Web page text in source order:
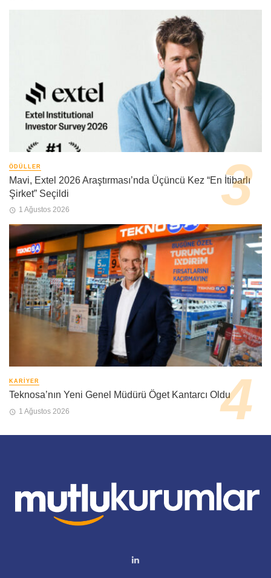
ÖDÜLLER
Mavi, Extel 2026 Araştırması’nda Üçüncü Kez “En İtibarlı
Şirket” Seçildi
1 Ağustos 2026
KARIYER
Teknosa’nın Yeni Genel Müdürü Öget Kantarcı Oldu
1 Ağustos 2026